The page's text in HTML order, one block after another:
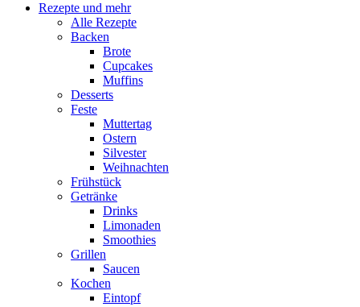
Rezepte und mehr
Alle Rezepte
Backen
Brote
Cupcakes
Muffins
Desserts
Feste
Muttertag
Ostern
Silvester
Weihnachten
Frühstück
Getränke
Drinks
Limonaden
Smoothies
Grillen
Saucen
Kochen
Eintopf